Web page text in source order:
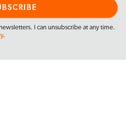
I can unsubscribe at any time.
.